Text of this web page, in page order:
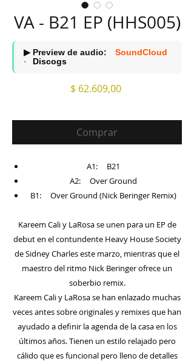
VA - B21 EP (HHS005)
▶ Preview de audio:
SoundCloud
·
Discogs
$ 62.609,00Precio
Comprar
A1: B21
A2: Over Ground
B1: Over Ground (Nick Beringer Remix)
Kareem Cali y LaRosa se unen para un EP de
debut en el contundente Heavy House Society
de Sidney Charles este marzo, mientras que el
maestro del ritmo Nick Beringer ofrece un
soberbio remix.
Kareem Cali y LaRosa se han enlazado muchas
veces antes sobre originales y remixes que han
ayudado a definir la agenda de la casa en los
últimos años. Tienen un estilo relajado pero
cálido que es funcional pero lleno de detalles